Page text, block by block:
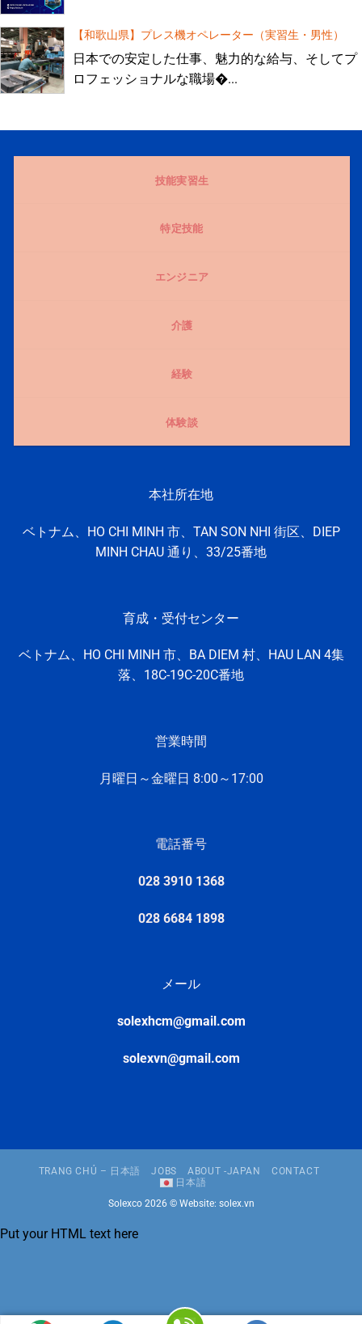
【和歌山県】プレス機オペレーター（実習生・男性）
日本での安定した仕事、魅力的な給与、そしてプ
ロフェッショナルな職場�...
技能実習生
特定技能
エンジニア
介護
経験
体験談
本社所在地
ベトナム、HO CHI MINH 市、TAN SON NHI 街区、DIEP
MINH CHAU 通り、33/25番地
育成・受付センター
ベトナム、HO CHI MINH 市、 BA DIEM 村、
HAU LAN 4集
落、 18C-19C-20C番地
営業時間
月曜日～金曜日 8:00～17:00
電話番号
028 3910 1368
028 6684 1898
メール
solexhcm@gmail.com
solexvn@gmail.com
TRANG CHỦ – 日本語 JOBS ABOUT -JAPAN
CONTACT
日本語
Solexco 2026 © Website: solex.vn
Put your HTML text here